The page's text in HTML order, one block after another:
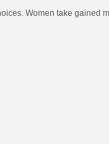
Women take gained